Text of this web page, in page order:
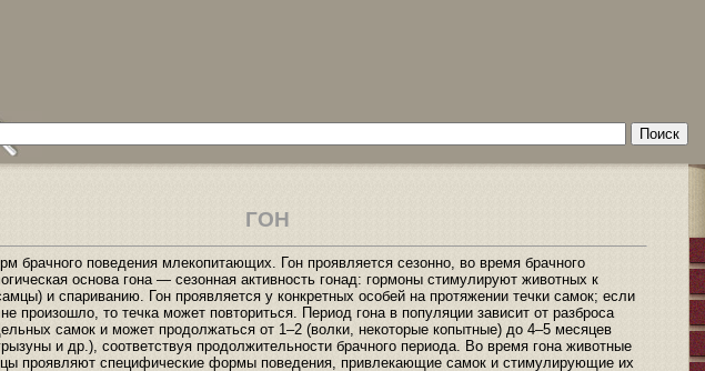
ГОН
брачного поведения млекопитающих. Гон проявляется сезонно, во время брачного
основа гона — сезонная активность гонад: гормоны стимулируют животных к
и спариванию. Гон проявляется у конкретных особей на протяжении течки самок; если
произошло, то течка может повториться. Период гона в популяции зависит от разброса
самок и может продолжаться от 1–2 (волки, некоторые копытные) до 4–5 месяцев
и др.), соответствуя продолжительности брачного периода. Во время гона животные
проявляют специфические формы поведения, привлекающие самок и стимулирующие их